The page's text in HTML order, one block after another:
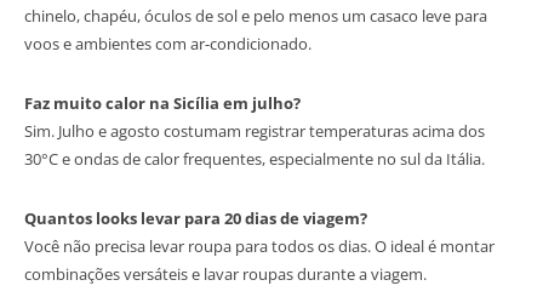
chinelo, chapéu, óculos de sol e pelo menos um casaco leve para
voos e ambientes com ar-condicionado.
Faz muito calor na Sicília em julho?
Sim. Julho e agosto costumam registrar temperaturas acima dos
30°C e ondas de calor frequentes, especialmente no sul da Itália.
Quantos looks levar para 20 dias de viagem?
Você não precisa levar roupa para todos os dias. O ideal é montar
combinações versáteis e lavar roupas durante a viagem.